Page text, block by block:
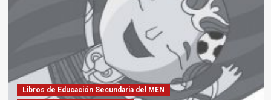
Libros de Educación Secundaria del MEN